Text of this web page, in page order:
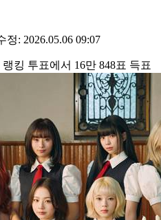
정: 2026.05.06 09:07
킹 투표에서 16만 848표 득표